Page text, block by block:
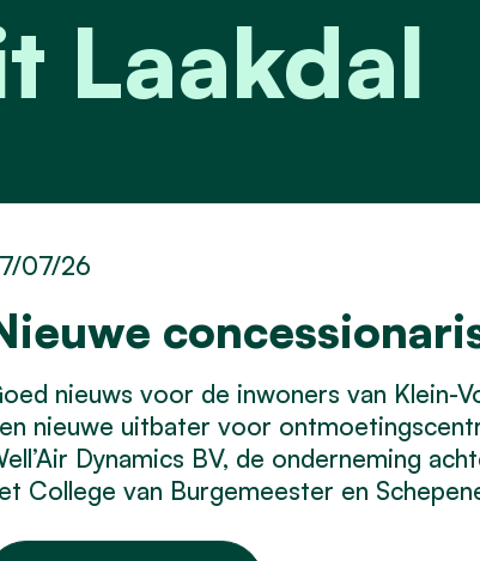
Laakdal
07/26
nieuws voor de inwoners van Klein-
nieuwe uitbater voor
Dynamics BV, de onderneming
College van Burgemeester en